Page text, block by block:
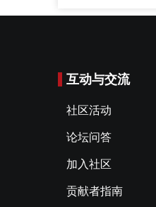
互动与交流
社区活动
论坛问答
加入社区
贡献者指南